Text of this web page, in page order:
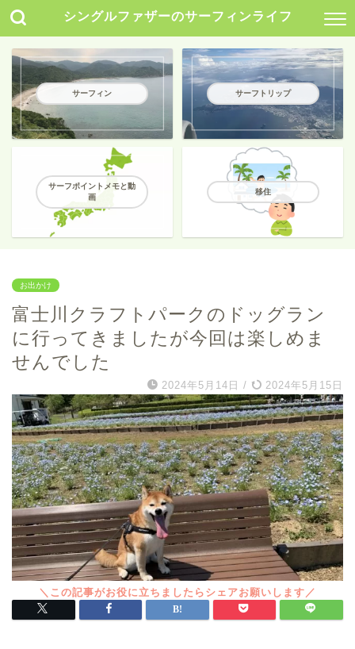
シングルファザーのサーフィンライフ
サーフィン サーフトリップ
サーフポイントメモと動
画
移住
お出かけ
富士川クラフトパークのドッグラン
に行ってきましたが今回は楽しめま
せんでした
2024年5月14日 / 2024年5月15日